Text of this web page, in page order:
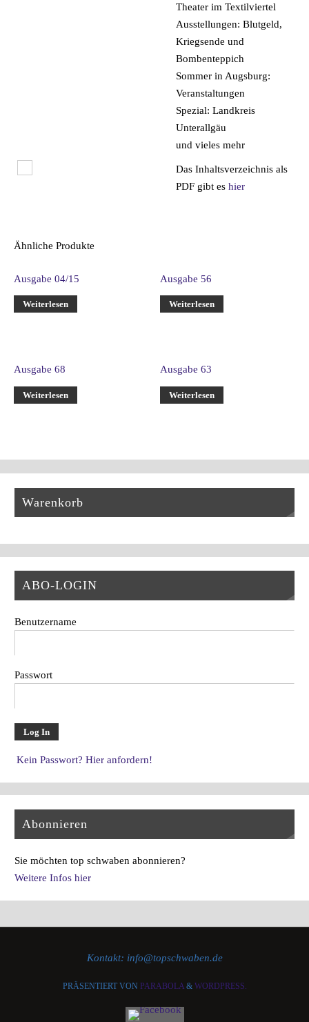
Theater im Textilviertel
Ausstellungen: Blutgeld,
Kriegsende und
Bombenteppich
Sommer in Augsburg:
Veranstaltungen
Spezial: Landkreis
Unterallgäu
und vieles mehr
Das Inhaltsverzeichnis als
PDF gibt es hier
Ähnliche Produkte
Ausgabe 04/15
Weiterlesen
Ausgabe 56
Weiterlesen
Ausgabe 68
Weiterlesen
Ausgabe 63
Weiterlesen
Warenkorb
ABO-LOGIN
Benutzername
Passwort
Kein Passwort? Hier anfordern!
Abonnieren
Sie möchten top schwaben abonnieren?
Weitere Infos hier
Kontakt: info@topschwaben.de
PRÄSENTIERT VON PARABOLA& WORDPRESS.